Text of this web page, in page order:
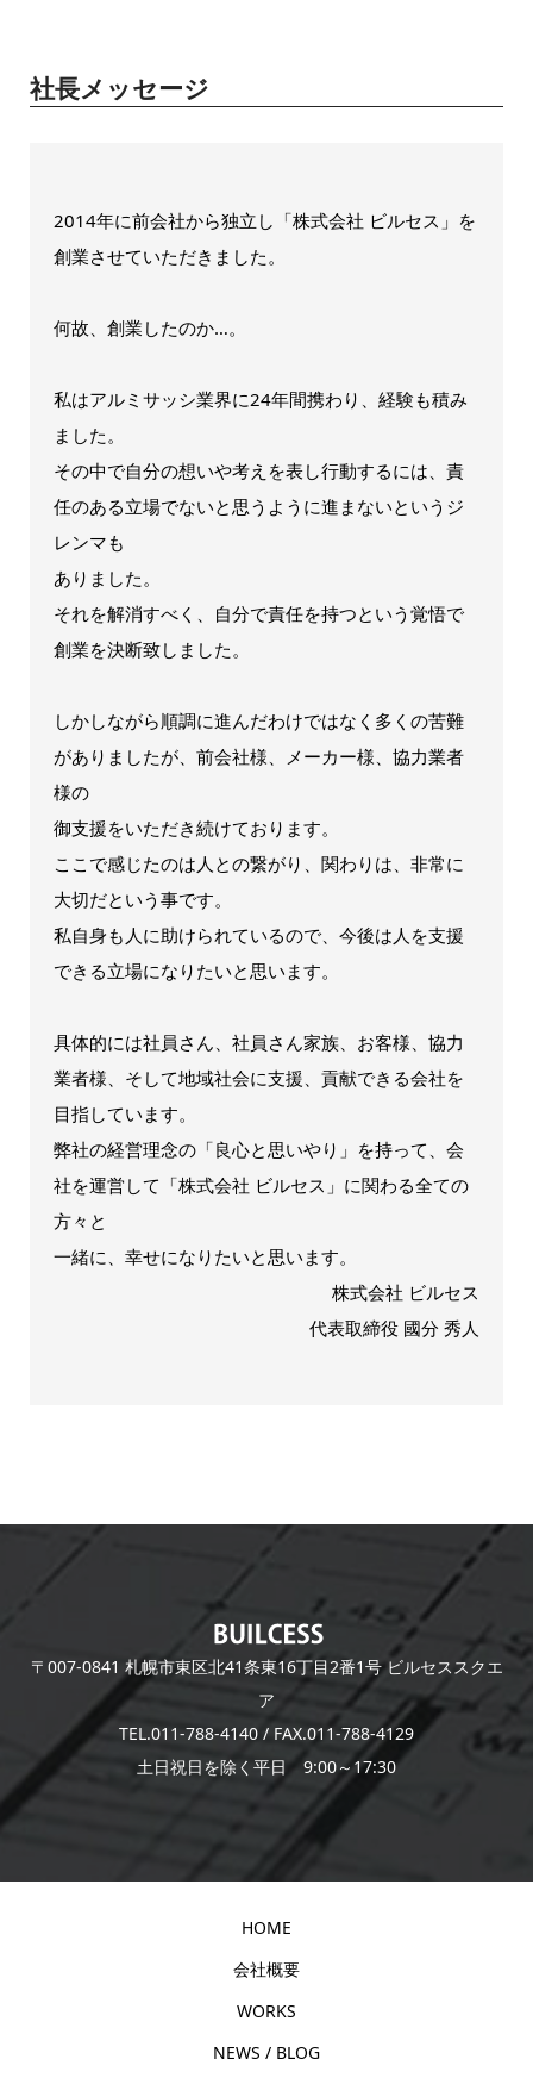
社長メッセージ
2014年に前会社から独立し「株式会社 ビルセス」を
創業させていただきました。
何故、創業したのか…。
私はアルミサッシ業界に24年間携わり、経験も積み
ました。
その中で自分の想いや考えを表し行動するには、責
任のある立場でないと思うように進まないというジ
レンマも
ありました。
それを解消すべく、自分で責任を持つという覚悟で
創業を決断致しました。
しかしながら順調に進んだわけではなく多くの苦難
がありましたが、前会社様、メーカー様、協力業者
様の
御支援をいただき続けております。
ここで感じたのは人との繋がり、関わりは、非常に
大切だという事です。
私自身も人に助けられているので、今後は人を支援
できる立場になりたいと思います。
具体的には社員さん、社員さん家族、お客様、協力
業者様、そして地域社会に支援、貢献できる会社を
目指しています。
弊社の経営理念の「良心と思いやり」を持って、会
社を運営して「株式会社 ビルセス」に関わる全ての
方々と
一緒に、幸せになりたいと思います。
株式会社 ビルセス
代表取締役 國分 秀人
〒007-0841 札幌市東区北41条東16丁目2番1号 ビルセススクエ
ア
TEL.011-788-4140 / FAX.011-788-4129
土日祝日を除く平日 9:00～17:30
HOME
会社概要
WORKS
NEWS / BLOG